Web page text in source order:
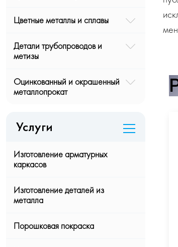
Цветные металлы и сплавы
Детали трубопроводов и
метизы
Оцинкованный и окрашенный
металлопрокат
Услуги
Изготовление арматурных
каркасов
Изготовление деталей из
металла
Порошковая покраска